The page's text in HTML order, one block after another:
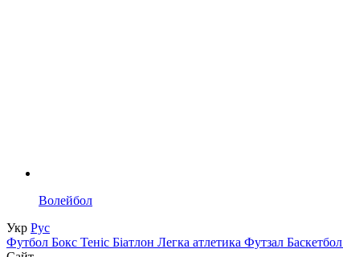
Волейбол
Укр Рус
Футбол Бокс Теніс Біатлон Легка атлетика Футзал Баскетбол